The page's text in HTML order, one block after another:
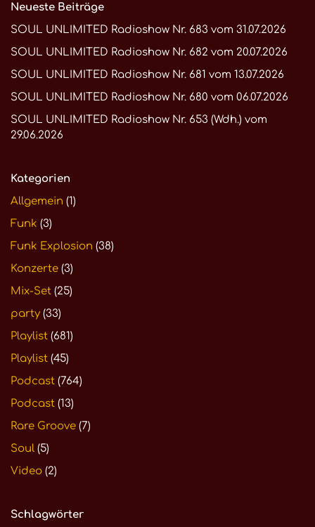
Neueste Beiträge
SOUL UNLIMITED Radioshow Nr. 683 vom 31.07.2026
SOUL UNLIMITED Radioshow Nr. 682 vom 20.07.2026
SOUL UNLIMITED Radioshow Nr. 681 vom 13.07.2026
SOUL UNLIMITED Radioshow Nr. 680 vom 06.07.2026
SOUL UNLIMITED Radioshow Nr. 653 (Wdh.) vom
29.06.2026
Kategorien
Allgemein (1)
Funk (3)
Funk Explosion (38)
Konzerte (3)
Mix-Set (25)
party (33)
Playlist (681)
Playlist (45)
Podcast (764)
Podcast (13)
Rare Groove (7)
Soul (5)
Video (2)
Schlagwörter